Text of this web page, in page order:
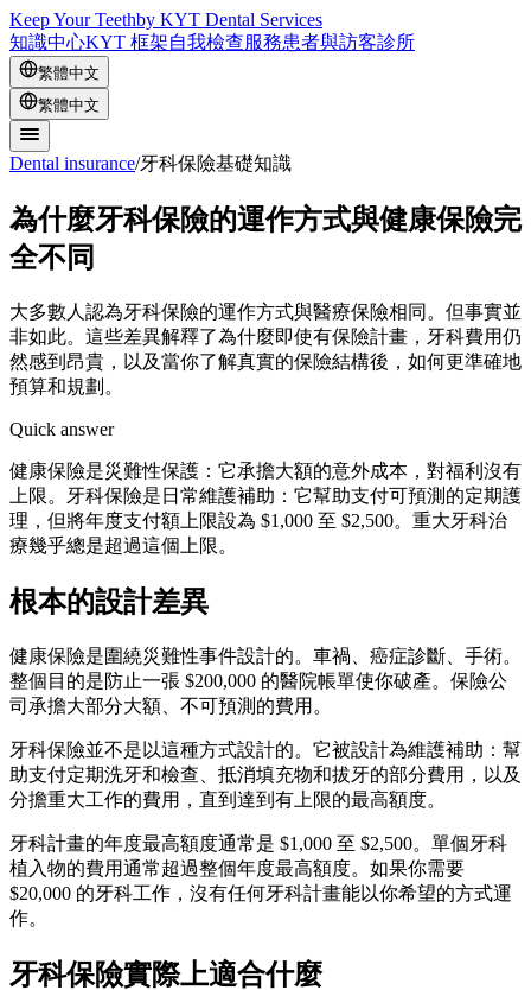
Keep Your Teethby KYT Dental Services
知識中心KYT 框架自我檢查服務患者與訪客診所
繁體中文
繁體中文
Dental insurance/牙科保險基礎知識
為什麼牙科保險的運作方式與健康保險完
全不同
大多數人認為牙科保險的運作方式與醫療保險相同。但事實並
非如此。這些差異解釋了為什麼即使有保險計畫，牙科費用仍
然感到昂貴，以及當你了解真實的保險結構後，如何更準確地
預算和規劃。
Quick answer
健康保險是災難性保護：它承擔大額的意外成本，對福利沒有
上限。牙科保險是日常維護補助：它幫助支付可預測的定期護
理，但將年度支付額上限設為 $1,000 至 $2,500。重大牙科治
療幾乎總是超過這個上限。
根本的設計差異
健康保險是圍繞災難性事件設計的。車禍、癌症診斷、手術。
整個目的是防止一張 $200,000 的醫院帳單使你破產。保險公
司承擔大部分大額、不可預測的費用。
牙科保險並不是以這種方式設計的。它被設計為維護補助：幫
助支付定期洗牙和檢查、抵消填充物和拔牙的部分費用，以及
分擔重大工作的費用，直到達到有上限的最高額度。
牙科計畫的年度最高額度通常是 $1,000 至 $2,500。單個牙科
植入物的費用通常超過整個年度最高額度。如果你需要
$20,000 的牙科工作，沒有任何牙科計畫能以你希望的方式運
作。
牙科保險實際上適合什麼